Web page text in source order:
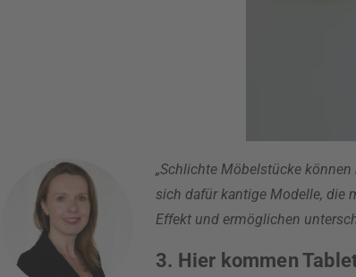
„Schlichte Möbelstücke
sich dafür kantige Modelle, die
Effekt und ermöglichen
3. Hier kommen